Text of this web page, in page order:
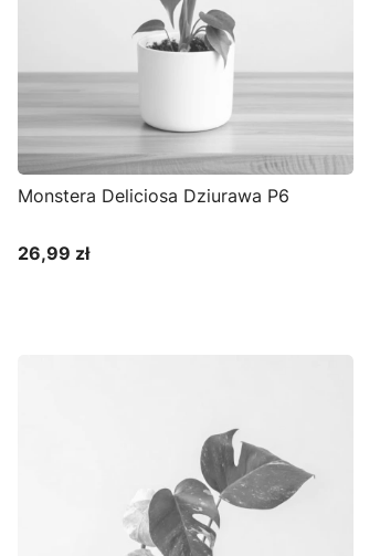
Monstera Deliciosa Dziurawa P6
Cena
26,99 zł